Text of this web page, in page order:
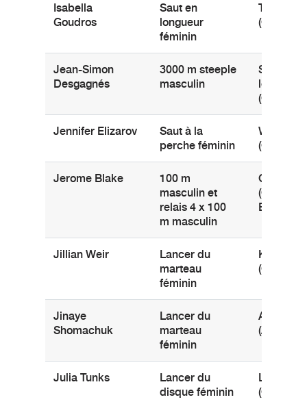
Isabella
Goudros
Saut en
longueur
féminin
Toronto
(Ontario)
Jean-Simon
Desgagnés
3000 m steeple
masculin
Saint-
les-
(Québec)
Jennifer Elizarov
Saut à la
perche féminin
Waterloo
(Ontario)
Jerome Blake
100 m
masculin et
relais 4 x 100
m masculin
Jillian Weir
Lancer du
marteau
féminin
Kingston
(Ontario)
Jinaye
Shomachuk
Lancer du
marteau
féminin
Airdrie
(Alberta)
Julia Tunks
Lancer du
disque féminin
London
(Ontario)